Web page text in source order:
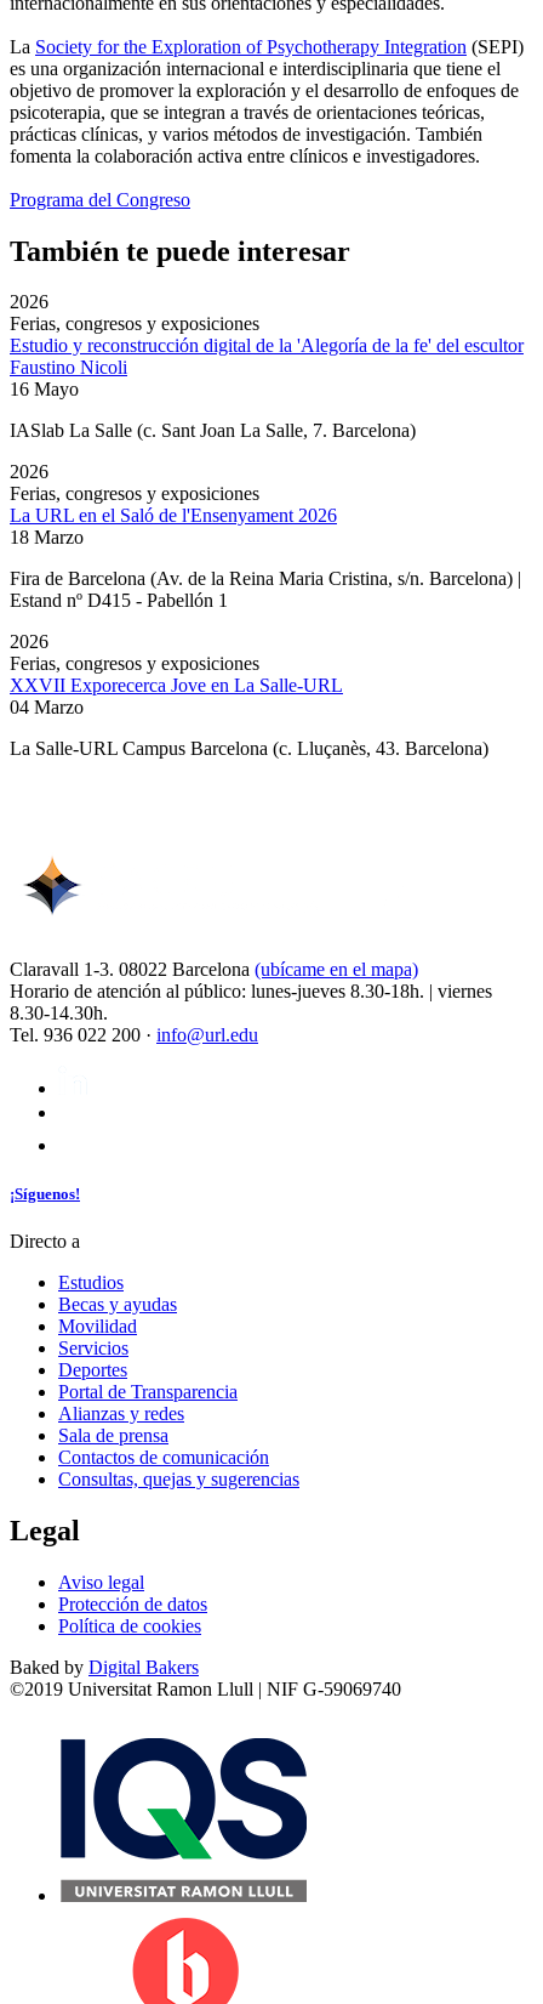
La Society for the Exploration of Psychotherapy Integration (SEPI)
es una organización internacional e interdisciplinaria que tiene el
objetivo de promover la exploración y el desarrollo de enfoques de
psicoterapia, que se integran a través de orientaciones teóricas,
prácticas clínicas, y varios métodos de investigación. También
fomenta la colaboración activa entre clínicos e investigadores.
Programa del Congreso
También te puede interesar
2026
Ferias, congresos y exposiciones
Estudio y reconstrucción digital de la 'Alegoría de la fe' del escultor
Faustino Nicoli
16 Mayo
IASlab La Salle (c. Sant Joan La Salle, 7. Barcelona)
2026
Ferias, congresos y exposiciones
La URL en el Saló de l'Ensenyament 2026
18 Marzo
Fira de Barcelona (Av. de la Reina Maria Cristina, s/n. Barcelona) |
Estand nº D415 - Pabellón 1
2026
Ferias, congresos y exposiciones
XXVII Exporecerca Jove en La Salle-URL
04 Marzo
La Salle-URL Campus Barcelona (c. Lluçanès, 43. Barcelona)
Claravall 1-3. 08022 Barcelona (ubícame en el mapa)
Horario de atención al público: lunes-jueves 8.30-18h. | viernes
8.30-14.30h.
Tel. 936 022 200 · info@url.edu
¡Síguenos!
Directo a
Estudios
Becas y ayudas
Movilidad
Servicios
Deportes
Portal de Transparencia
Alianzas y redes
Sala de prensa
Contactos de comunicación
Consultas, quejas y sugerencias
Legal
Aviso legal
Protección de datos
Política de cookies
Baked by Digital Bakers
©2019 Universitat Ramon Llull | NIF G-59069740